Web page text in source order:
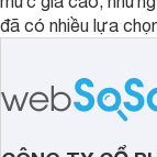
đã có nhiều lựa